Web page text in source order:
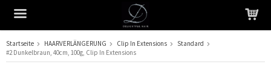
Das Produkt wurde in Ihren Warenkorb gelegt
Startseite HAARVERLÄNGERUNG Clip In Extensions
Standard
#2 Dunkelbraun, 40cm, 100g, Clip In Extensions